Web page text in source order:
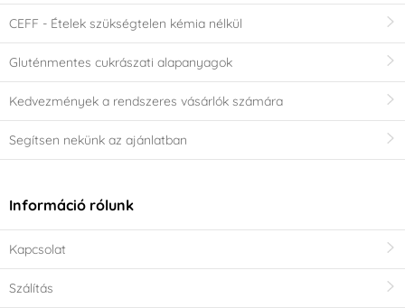
CEFF - Ételek szükségtelen kémia nélkül
Gluténmentes cukrászati alapanyagok
Kedvezmények a rendszeres vásárlók számára
Segítsen nekünk az ajánlatban
Információ rólunk
Kapcsolat
Szálítás